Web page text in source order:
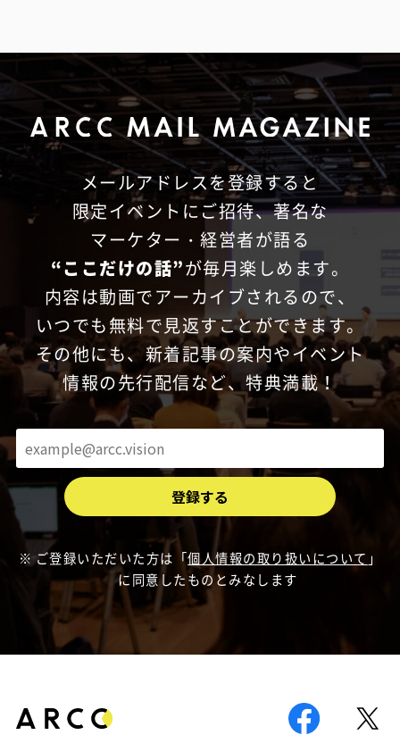
メールアドレスを登録すると
限定イベントにご招待、著名な
マーケター・経営者が語る
“ここだけの話”が毎月楽しめます。
内容は動画でアーカイブされるので、
いつでも無料で見返すことができます。
その他にも、新着記事の案内やイベント
情報の先行配信など、特典満載！
ご登録いただいた方は「個人情報の取り扱いについて 」
に同意したものとみなします